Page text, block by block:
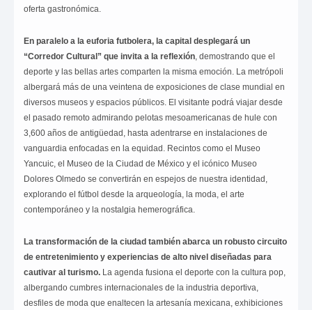
oferta gastronómica.
En paralelo a la euforia futbolera, la capital desplegará un
“Corredor Cultural” que invita a la reflexión , demostrando que el
deporte y las bellas artes comparten la misma emoción. La metrópoli
albergará más de una veintena de exposiciones de clase mundial en
diversos museos y espacios públicos. El visitante podrá viajar desde
el pasado remoto admirando pelotas mesoamericanas de hule con
3,600 años de antigüedad, hasta adentrarse en instalaciones de
vanguardia enfocadas en la equidad. Recintos como el Museo
Yancuic, el Museo de la Ciudad de México y el icónico Museo
Dolores Olmedo se convertirán en espejos de nuestra identidad,
explorando el fútbol desde la arqueología, la moda, el arte
contemporáneo y la nostalgia hemerográfica.
La transformación de la ciudad también abarca un robusto circuito
de entretenimiento y experiencias de alto nivel diseñadas para
cautivar al turismo. La agenda fusiona el deporte con la cultura pop,
albergando cumbres internacionales de la industria deportiva,
desfiles de moda que enaltecen la artesanía mexicana, exhibiciones